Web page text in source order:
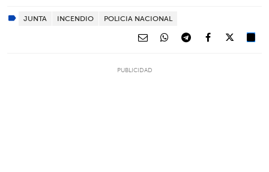
JUNTA INCENDIO POLICIA NACIONAL